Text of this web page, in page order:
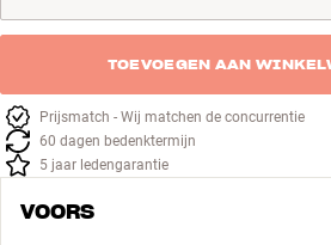
TOEVOEGEN AAN
Prijsmatch - Wij matchen de concurrentie
60 dagen bedenktermijn
5 jaar ledengarantie
VOORS